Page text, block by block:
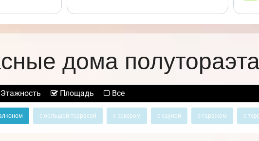
дома
Этажность Площадь Все
с большой террасой с эркером с сауной с гаражом с